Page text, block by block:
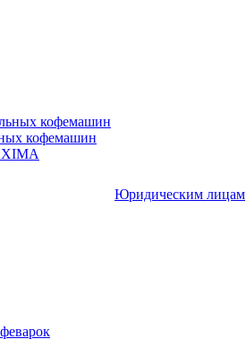
кофемашин
Юридическим лицам